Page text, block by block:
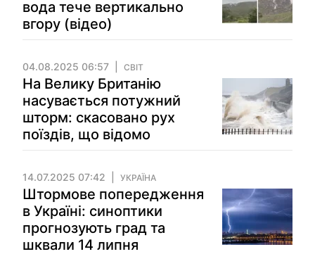
вода тече вертикально
вгору (відео)
04.08.2025 06:57 СВІТ
На Велику Британію
насувається потужний
шторм: скасовано рух
поїздів, що відомо
14.07.2025 07:42 УКРАЇНА
Штормове попередження
в Україні: синоптики
прогнозують град та
шквали 14 липня